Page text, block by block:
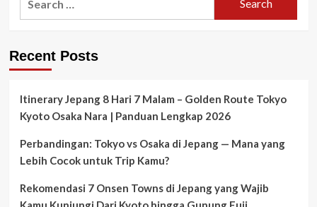
Recent Posts
Itinerary Jepang 8 Hari 7 Malam – Golden Route Tokyo
Kyoto Osaka Nara | Panduan Lengkap 2026
Perbandingan: Tokyo vs Osaka di Jepang — Mana yang
Lebih Cocok untuk Trip Kamu?
Rekomendasi 7 Onsen Towns di Jepang yang Wajib